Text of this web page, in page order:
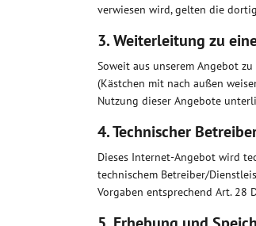
verwiesen wird, gelten die
3. Weiterleitung zu
Soweit aus unserem Angebot
(Kästchen mit nach außen
Nutzung dieser Angebote
4. Technischer
Dieses Internet-Angebot wird
technischem Betreiber/
Vorgaben entsprechend Art. 28